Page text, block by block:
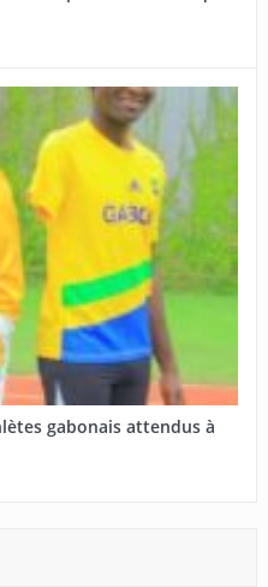
gabonais attendus à